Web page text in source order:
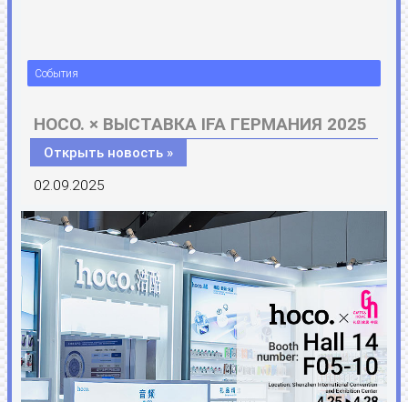
События
HOCO. × ВЫСТАВКА IFA ГЕРМАНИЯ 2025
Открыть новость »
02.09.2025